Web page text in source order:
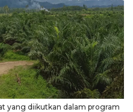
yang diikutkan dalam program